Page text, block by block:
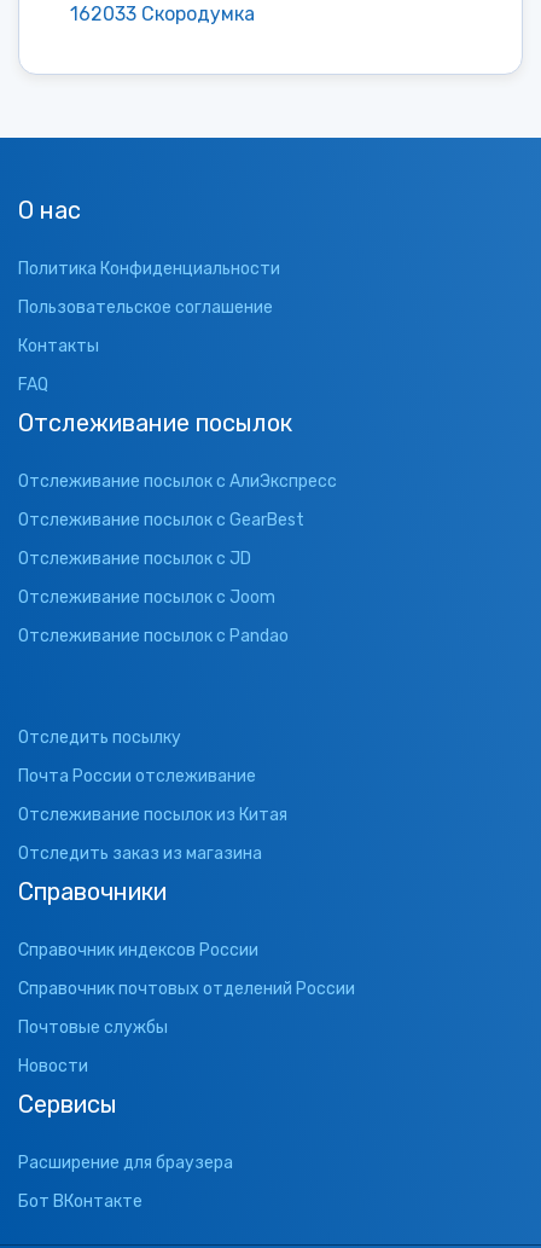
162033 Скородумка
О нас
Политика Конфиденциальности
Пользовательское соглашение
Контакты
FAQ
Отслеживание посылок
Отслеживание посылок с АлиЭкспресс
Отслеживание посылок с GearBest
Отслеживание посылок с JD
Отслеживание посылок с Joom
Отслеживание посылок с Pandao
Отследить посылку
Почта России отслеживание
Отслеживание посылок из Китая
Отследить заказ из магазина
Справочники
Справочник индексов России
Справочник почтовых отделений России
Почтовые службы
Новости
Сервисы
Расширение для браузера
Бот ВКонтакте